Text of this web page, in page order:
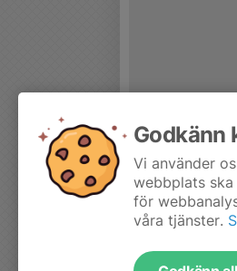
Godkänn
Vi använder
webbplats
för
våra tjänster.